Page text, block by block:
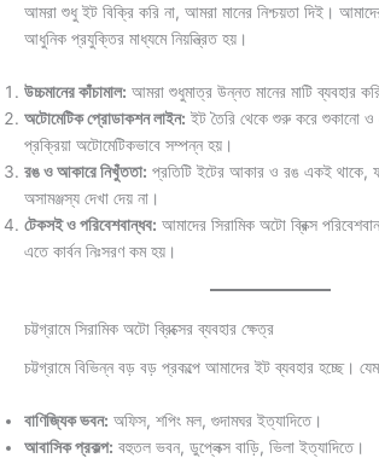
আমরা শুধু ইট বিক্রি করি না, আমরা মানের নিশ্চয়তা দিই।
আধুনিক প্রযুক্তির মাধ্যমে নিয়ন্ত্রিত হয়।
উচ্চমানের কাঁচামাল: আমরা শুধুমাত্র উন্নত মানের মাটি ব্যবহার
অটোমেটিক প্রোডাকশন লাইন: ইট তৈরি থেকে শুরু করে শুকানো ও
প্রক্রিয়া অটোমেটিকভাবে সম্পন্ন হয়।
রঙ ও আকারে নিখুঁততা: প্রতিটি ইটের আকার ও রঙ একই থাকে,
অসামঞ্জস্য দেখা দেয় না।
টেকসই ও পরিবেশবান্ধব: আমাদের সিরামিক অটো ব্রিক্স
এতে কার্বন নিঃসরণ কম হয়।
চট্টগ্রামে সিরামিক অটো ব্রিক্সের ব্যবহার ক্ষেত্র
চট্টগ্রামে বিভিন্ন বড় বড় প্রকল্পে আমাদের ইট ব্যবহার হচ্ছে।
বাণিজ্যিক ভবন: অফিস, শপিং মল, গুদামঘর ইত্যাদিতে।
আবাসিক প্রকল্প: বহুতল ভবন, ডুপ্লেক্স বাড়ি, ভিলা ইত্যাদিতে।